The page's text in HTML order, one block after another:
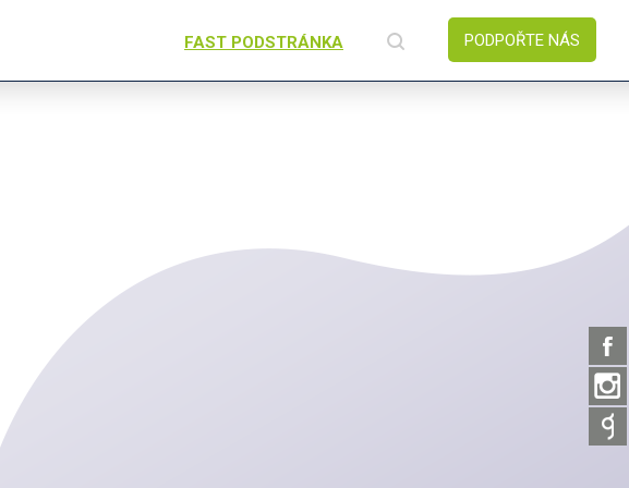
PODPOŘTE NÁS
FAST PODSTRÁNKA